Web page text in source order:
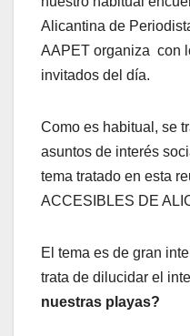
Alicantina de
AAPET organiza con
invitados del día.
Como es habitual, se
asuntos de interés
tema tratado en esta
ACCESIBLES DE
El tema es de gran
trata de dilucidar el
nuestras playas?